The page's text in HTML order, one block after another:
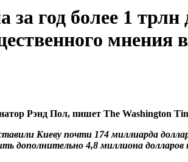
год более 1 трлн
мнения
Рэнд Пол, пишет The Washington
Киеву почти 174 миллиарда
дополнительно 4,8 миллиона